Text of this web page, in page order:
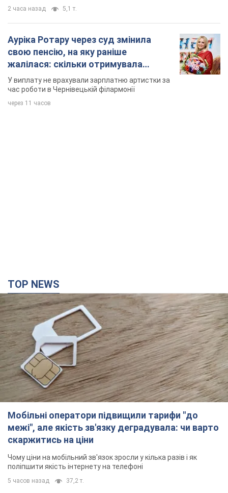
2 часа назад 5,1 т.
Ауріка Ротару через суд змінила
свою пенсію, на яку раніше
жалілася: скільки отримувала
співачка
У виплату не врахували зарплатню артистки за
час роботи в Чернівецькій філармонії
через 11 часов
TOP NEWS
Мобільні оператори підвищили тарифи "до
межі", але якість зв'язку деградувала: чи варто
скаржитись на ціни
Чому ціни на мобільний зв'язок зросли у кілька разів і як
поліпшити якість інтернету на телефоні
5 часов назад 37,2 т.